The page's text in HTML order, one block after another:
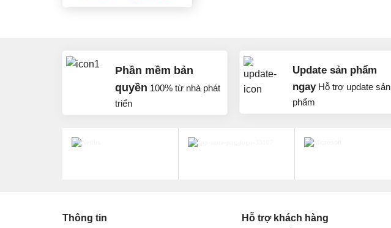
là:
tại
Phần mềm bản
quyền 100% từ nhà phát
triển
Update sản phẩm
ngayHỗ trợ update sản
phẩm
Thông tin Hỗ trợ khách hàng